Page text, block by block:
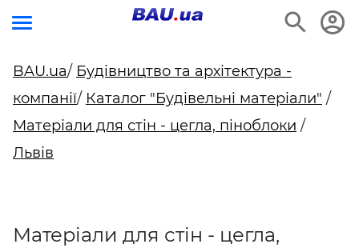
BAU.ua/ Будівництво та архітектура -
компанії/ Каталог "Будівельні матеріали" /
Матеріали для стін - цегла, піноблоки /
Львів
Матеріали для стін - цегла,